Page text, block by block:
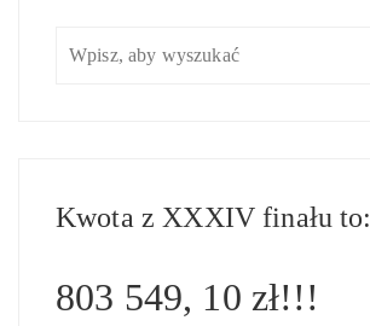
Kwota z XXXIV finału to:
803 549, 10 zł!!!